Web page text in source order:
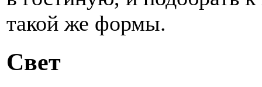
такой же формы.
Свет